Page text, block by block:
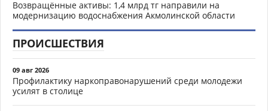
Возвращённые активы: 1,4 млрд тг направили на
модернизацию водоснабжения Акмолинской области
ПРОИСШЕСТВИЯ
09 авг 2026
Профилактику наркоправонарушений среди молодежи
усилят в столице